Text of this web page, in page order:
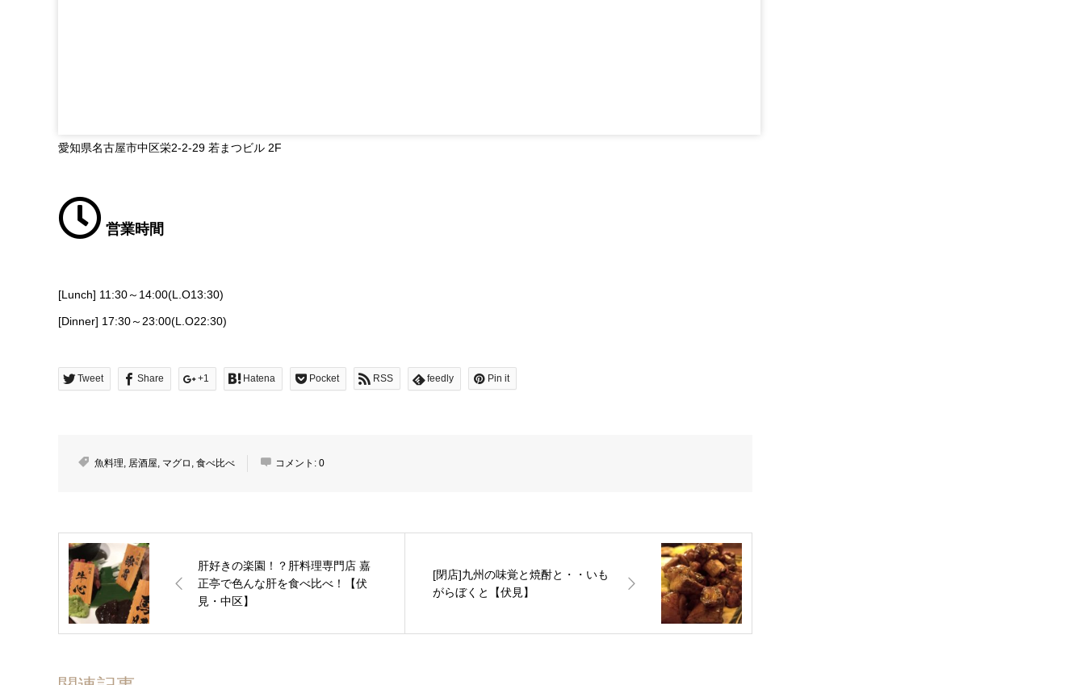
愛知県名古屋市中区栄2-2-29 若まつビル 2F
営業時間
[Lunch] 11:30～14:00(L.O13:30)
[Dinner] 17:30～23:00(L.O22:30)
Tweet Share +1 Hatena Pocket RSS feedly Pin it
魚料理, 居酒屋, マグロ , 食べ比べ コメント: 0
肝好きの楽園！？肝料理専門店 嘉
正亭で色んな肝を食べ比べ！【伏
見・中区】
[閉店]九州の味覚と焼酎と・・いも
がらぼくと【伏見】